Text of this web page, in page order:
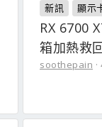
新訊 顯示
RX 6700
箱加熱救
soothepain